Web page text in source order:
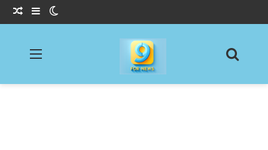
Willekeurig Artikel
Sidebar